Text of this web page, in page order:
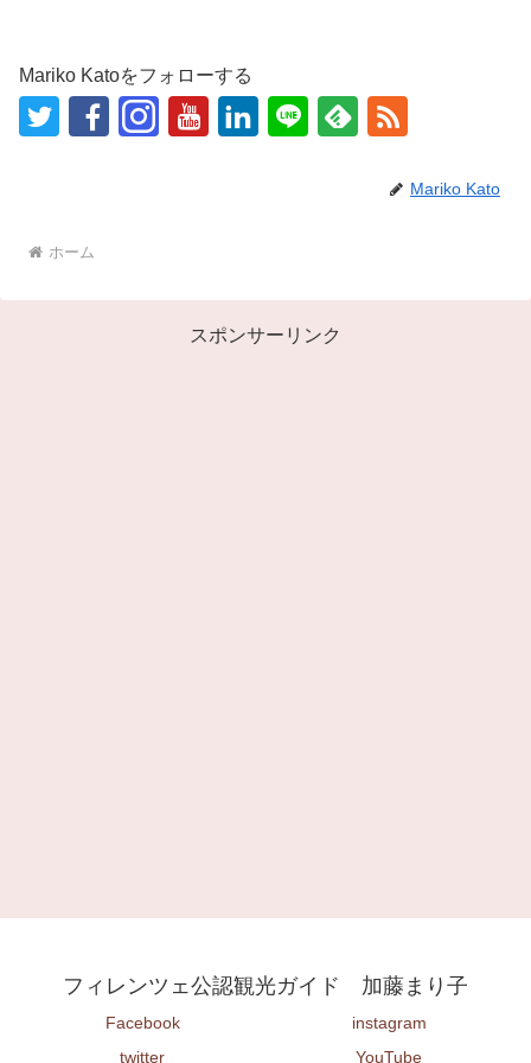
Mariko Katoをフォローする
Mariko Kato
ホーム
スポンサーリンク
フィレンツェ公認観光ガイド 加藤まり子
Facebook
instagram
twitter
YouTube